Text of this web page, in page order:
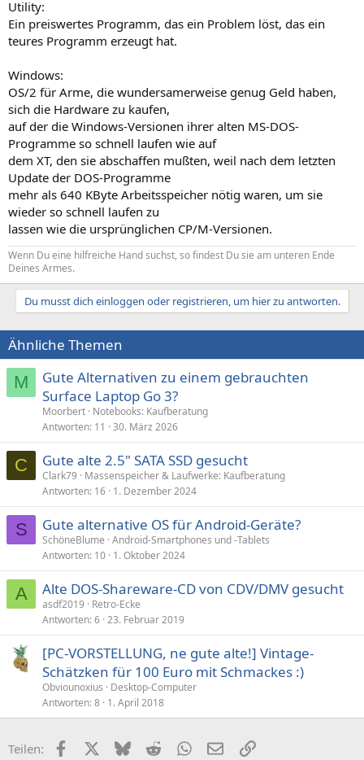
Utility:
Ein preiswertes Programm, das ein Problem löst, das ein
teures Programm erzeugt hat.
Windows:
OS/2 für Arme, die wundersamerweise genug Geld haben,
sich die Hardware zu kaufen,
auf der die Windows-Versionen ihrer alten MS-DOS-
Programme so schnell laufen wie auf
dem XT, den sie abschaffen mußten, weil nach dem letzten
Update der DOS-Programme
mehr als 640 KByte Arbeitsspeicher nötig waren, um sie
wieder so schnell laufen zu
lassen wie die ursprünglichen CP/M-Versionen.
Wenn Du eine hilfreiche Hand suchst, so findest Du sie am unteren Ende
Deines Armes.
Du musst dich einloggen oder registrieren, um hier zu antworten.
Ähnliche Themen
M
Gute Alternativen zu einem gebrauchten
Surface Laptop Go 3?
Moorbert Notebooks: Kaufberatung
Antworten 11 30. März 2026
C Gute alte 2.5" SATA SSD gesucht
Clark79
Massenspeicher & Laufwerke: Kaufberatung
Antworten 16 1. Dezember 2024
S Gute alternative OS für Android-Geräte?
SchöneBlume Android-Smartphones und -Tablets
Antworten 10 1. Oktober 2024
A Alte DOS-Shareware-CD von CDV/DMV gesucht
asdf2019
Retro-Ecke
Antworten 6 23. Februar 2019
[PC-VORSTELLUNG, ne gute alte!] Vintage-
Schätzken für 100 Euro mit Schmackes :)
Obviounoxius
Desktop-Computer
Antworten 8 1. April 2018
Teilen: FacebookX (Twitter)
BlueskyRedditWhatsApp
E-MailLink